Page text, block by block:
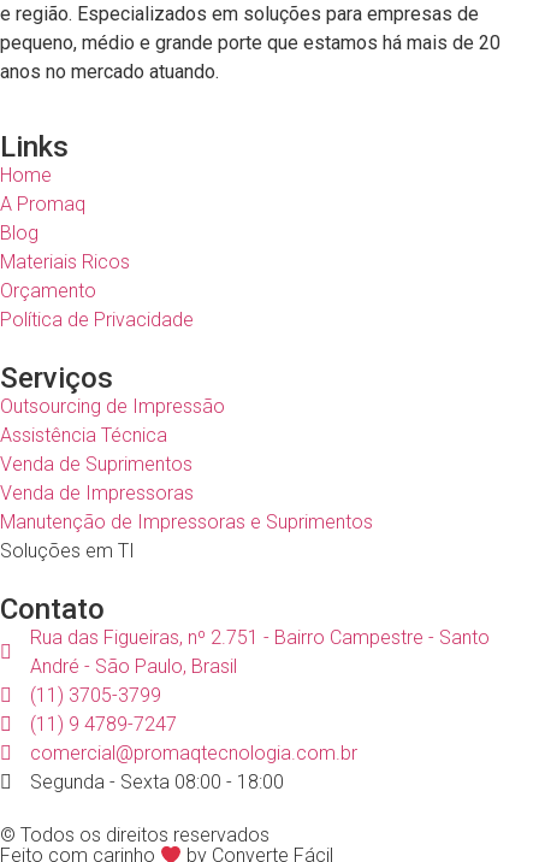
e região. Especializados em soluções para empresas de
pequeno, médio e grande porte que estamos há mais de 20
anos no mercado atuando.
Links
Home
A Promaq
Blog
Materiais Ricos
Orçamento
Política de Privacidade
Serviços
Outsourcing de Impressão
Assistência Técnica
Venda de Suprimentos
Venda de Impressoras
Manutenção de Impressoras e Suprimentos
Soluções em TI
Contato
Rua das Figueiras, nº 2.751 - Bairro Campestre - Santo
André - São Paulo, Brasil
(11) 3705-3799
(11) 9 4789-7247
comercial@promaqtecnologia.com.br
Segunda - Sexta 08:00 - 18:00
© Todos os direitos reservados
Feito com carinho
by Converte Fácil